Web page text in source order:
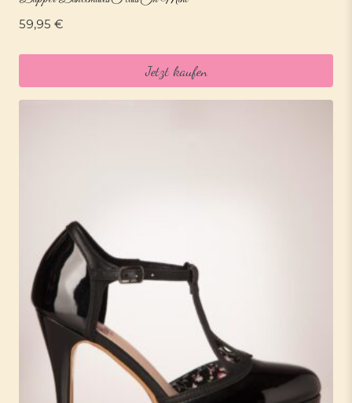
59,95 €
Jetzt kaufen